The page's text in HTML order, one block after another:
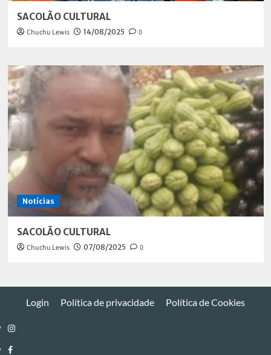
SACOLÃO CULTURAL
Chuchu Lewis 14/08/2025 0
Notícias
SACOLÃO CULTURAL
Chuchu Lewis 07/08/2025 0
Login Política de privacidade Política de Cookies
Instagram
Facebook